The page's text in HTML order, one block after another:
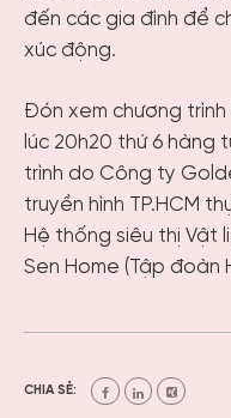
đến các gia đình để
xúc động.
Đón xem chương
lúc 20h20 thứ 6 hàng
trình do Công ty
truyền hình TP.HCM
Hệ thống siêu thị Vật
Sen Home (Tập đoàn
CHIA SẺ: